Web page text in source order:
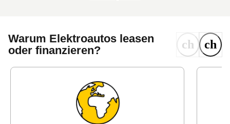
Warum Elektroautos leasen
oder finanzieren?